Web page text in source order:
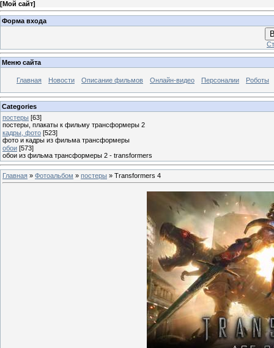
[Мой сайт]
Форма входа
Меню сайта
Главная Новости Описание фильмов Онлайн-видео Персоналии Роботы
Categories
постеры [63]
постеры, плакаты к фильму трансформеры 2
кадры, фото [523]
фото и кадры из фильма трансформеры
обои [573]
обои из фильма трансформеры 2 - transformers
Главная » Фотоальбом » постеры » Transformers 4